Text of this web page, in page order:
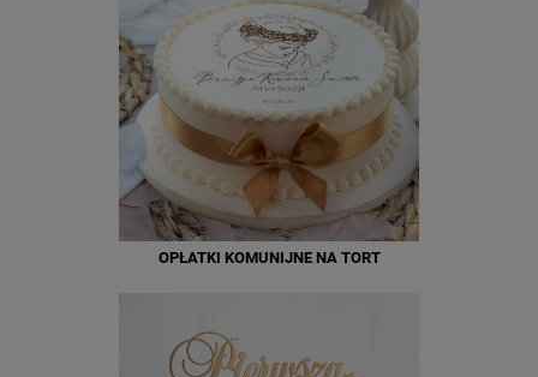
OPŁATKI KOMUNIJNE NA TORT